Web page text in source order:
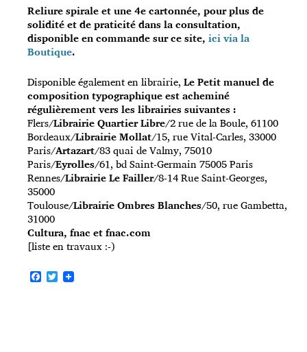
Reliure spirale et une 4e cartonnée, pour plus de
solidité et de praticité dans la consultation,
disponible en commande sur ce site, icivia la
Boutique.
Disponible également en librairie, Le Petit manuel de
composition typographique est acheminé
régulièrement vers les librairies suivantes :
Flers/Librairie Quartier Libre/2 rue de la Boule, 61100
Bordeaux/Librairie Mollat/15, rue Vital-Carles, 33000
Paris/Artazart/83 quai de Valmy, 75010
Paris/Eyrolles/61, bd Saint-Germain 75005 Paris
Rennes/Librairie Le Failler/8-14 Rue Saint-Georges,
35000
Toulouse/Librairie Ombres Blanches/50, rue Gambetta,
31000
Cultura, fnac et fnac.com
[liste en travaux :-)
F T
w